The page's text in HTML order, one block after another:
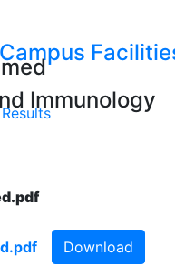
Campus
Immunology
Download